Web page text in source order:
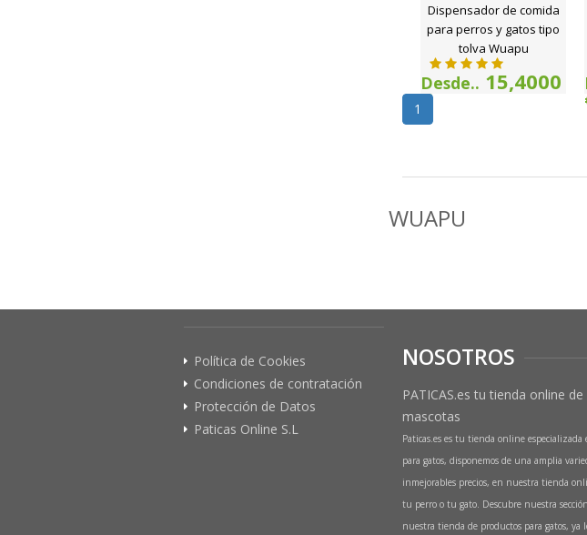
Dispensador de comida
para perros y gatos tipo
tolva Wuapu
Desde.. 15,4000
€
1
WUAPU
Política de Cookies
Condiciones de contratación
Protección de Datos
Paticas Online S.L
NOSOTROS
PATICAS.es tu tienda online
mascotas
Paticas.es es tu tienda online
para gatos, disponemos de una amplia
inmejorables precios, en nuestra tienda
tu perro o tu gato. Descubre nuestra
nuestra tienda de productos para gatos, ya